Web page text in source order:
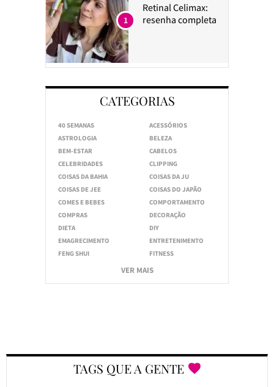
Retinal Celimax:
resenha completa
1
CATEGORIAS
40 SEMANAS
ACESSÓRIOS
ASTROLOGIA
BELEZA
BEM-ESTAR
CABELOS
CELEBRIDADES
CLIPPING
COISAS DA BAHIA
COISAS DA JU
COISAS DE JEE
COISAS DO JAPÃO
COMES E BEBES
COMPORTAMENTO
COMPRAS
DECORAÇÃO
DIETA
DIY
EMAGRECIMENTO
ENTRETENIMENTO
FENG SHUI
FITNESS
VER MAIS
TAGS QUE A GENTE